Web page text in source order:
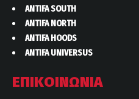
ANTIFA SOUTH
ANTIFA NORTH
ANTIFA HOODS
ANTIFA UNIVERSUS
ΕΠΙΚΟΙΝΩΝΙΑ